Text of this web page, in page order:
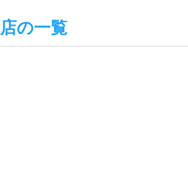
の一覧